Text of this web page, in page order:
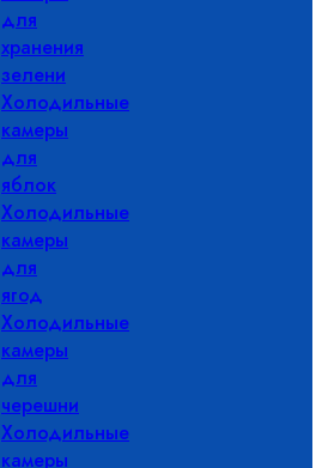
для
хранения
зелени
Холодильные
камеры
для
яблок
Холодильные
камеры
для
ягод
Холодильные
камеры
для
черешни
Холодильные
камеры